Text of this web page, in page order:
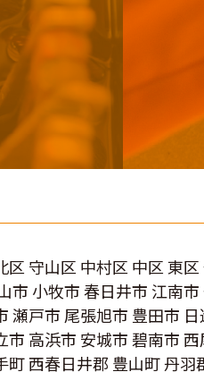
区 守山区 中村区 中区 東
市 小牧市 春日井市 江南
瀬戸市 尾張旭市 豊田市
市 高浜市 安城市 碧南市
町 西春日井郡 豊山町 丹